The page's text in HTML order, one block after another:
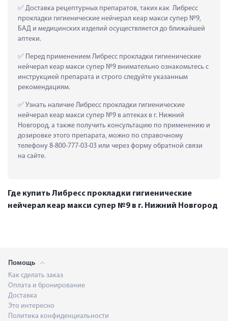
Доставка рецептурных препаратов, таких как  Либресс
прокладки гигиенические нейчерал кеар макси супер №9,
БАД и медицинских изделий осуществляется до ближайшей
аптеки.
Перед применением Либресс прокладки гигиенические
нейчерал кеар макси супер №9 внимательно ознакомьтесь с
инструкцией препарата и строго следуйте указанным
рекомендациям.
Узнать наличие Либресс прокладки гигиенические
нейчерал кеар макси супер №9 в аптеках в г. Нижний
Новгород, а также получить консультацию по применению и
дозировке этого препарата, можно по справочному
телефону 8-800-777-03-03 или через форму обратной связи
на сайте.
Где купить Либресс прокладки гигиенические
нейчерал кеар макси супер №9 в г. Нижний Новгород
Помощь
Как сделать заказ
Оплата и бронирование
Доставка
Это интересно
Политика конфиденциальности